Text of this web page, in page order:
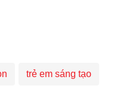
trẻ em sáng tạo